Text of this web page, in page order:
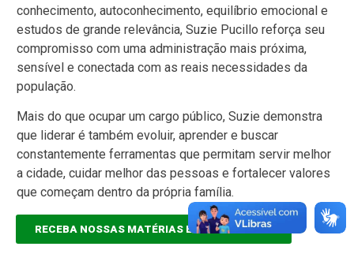
conhecimento, autoconhecimento, equilíbrio emocional e
estudos de grande relevância, Suzie Pucillo reforça seu
compromisso com uma administração mais próxima,
sensível e conectada com as reais necessidades da
população.
Mais do que ocupar um cargo público, Suzie demonstra
que liderar é também evoluir, aprender e buscar
constantemente ferramentas que permitam servir melhor
a cidade, cuidar melhor das pessoas e fortalecer valores
que começam dentro da própria família.
RECEBA NOSSAS MATÉRIAS EM TEMPO REAL